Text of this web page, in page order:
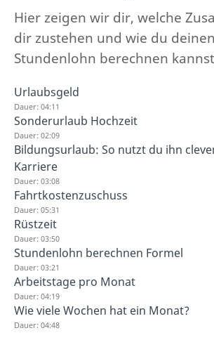
Hier zeigen wir dir, welche
dir zustehen und wie du deinen
Stundenlohn berechnen
Urlaubsgeld
Dauer: 04:11
Sonderurlaub Hochzeit
Dauer: 02:09
Bildungsurlaub: So nutzt du ihn
Karriere
Dauer: 03:08
Fahrtkostenzuschuss
Dauer: 05:31
Rüstzeit
Dauer: 03:50
Stundenlohn berechnen Formel
Dauer: 03:21
Arbeitstage pro Monat
Dauer: 04:19
Wie viele Wochen hat ein Monat?
Dauer: 04:48